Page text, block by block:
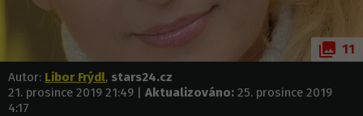
11
Autor: Libor Frýdl, stars24.cz
21. prosince 2019 21:49 | Aktualizováno: 25. prosince 2019
4:17